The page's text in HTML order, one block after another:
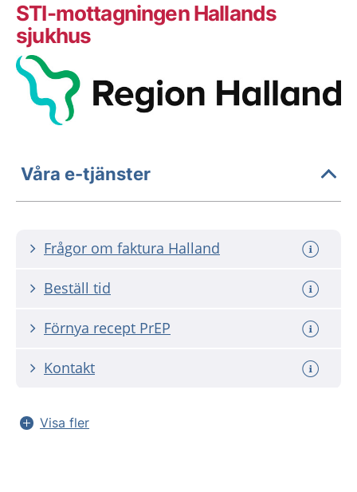
STI-mottagningen Hallands
sjukhus
Våra e-tjänster
Frågor om faktura Halland
Beställ tid
Förnya recept PrEP
Kontakt
Visa fler